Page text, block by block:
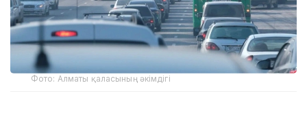
Фото: Алматы қаласының әкімдігі